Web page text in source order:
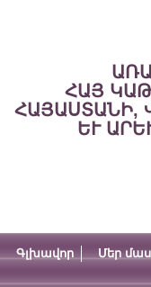
ՀԱՅ
ՀԱՅԱՍՏԱՆԻ,
ԵՒ
Գլխավոր Մեր